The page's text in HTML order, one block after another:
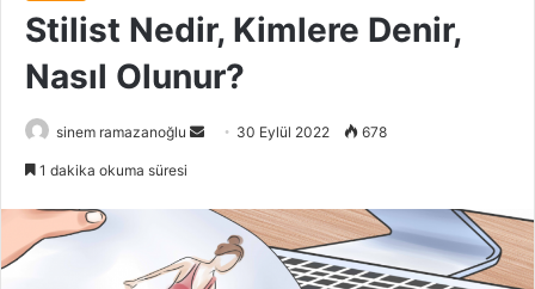
Stilist Nedir, Kimlere Denir,
Nasıl Olunur?
sinem ramazanoğlu
Bir
göndermek
30 Eylül 2022 678
1 dakika okuma süresi